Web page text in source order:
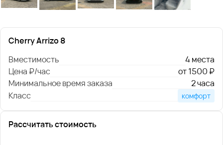
Cherry Arrizo 8
Вместимость
4 места
Цена ₽/час
от 1500 ₽
Минимальное время заказа
2 часа
Класс
комфорт
Рассчитать стоимость